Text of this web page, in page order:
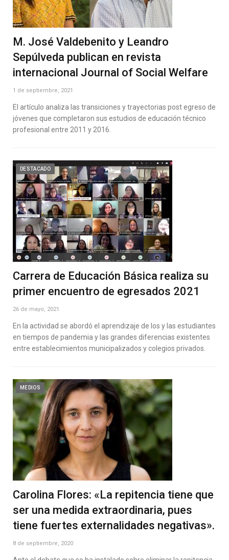
M. José Valdebenito y Leandro
Sepúlveda publican en revista
internacional Journal of Social Welfare
1 de septiembre, 2021
El artículo analiza las transiciones y trayectorias post egreso de
jóvenes que completaron sus estudios de educación técnico
profesional entre 2011 y 2016.
DESTACADO
Carrera de Educación Básica realiza su
primer encuentro de egresados 2021
26 de mayo, 2021
En la actividad se abordó el aprendizaje de los y las estudiantes
en tiempos de pandemia y las grandes diferencias existentes
entre establecimientos municipalizados y colegios privados.
MEDIOS
Carolina Flores: «La repitencia tiene que
ser una medida extraordinaria, pues
tiene fuertes externalidades negativas».
8 de septiembre, 2020